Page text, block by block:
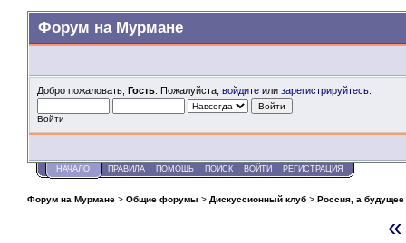
Форум на Мурмане
Добро пожаловать, Гость . Пожалуйста, войдите или зарегистрируйтесь
Войти
НАЧАЛО ПРАВИЛА ПОМОЩЬ ПОИСК ВОЙТИ РЕГИСТРАЦИЯ
Форум на Мурмане > Общие форумы > Дискуссионный клуб > Россия, а будущее